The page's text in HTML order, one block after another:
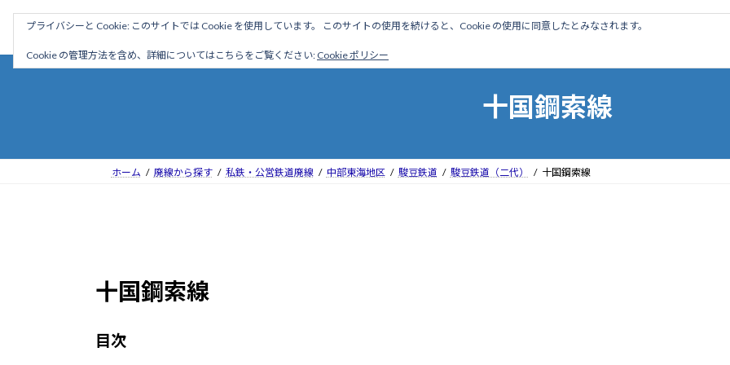
駅名読み方大全 ホーム はじめに 管理人ブログ 営業線から探す
十国鋼索線
ホーム 廃線から探す 私鉄・公営鉄道廃線 中部東海地区 駿豆鉄道 駿豆鉄道（二代） 十国鋼索線
十国鋼索線
目次
プライバシーと Cookie: このサイトでは Cookie を使用しています。 このサイトの使用を続けると、Cookie の使用に同意したとみなされます。
Cookie の管理方法を含め、詳細についてはこちらをご覧ください: Cookie ポリシー